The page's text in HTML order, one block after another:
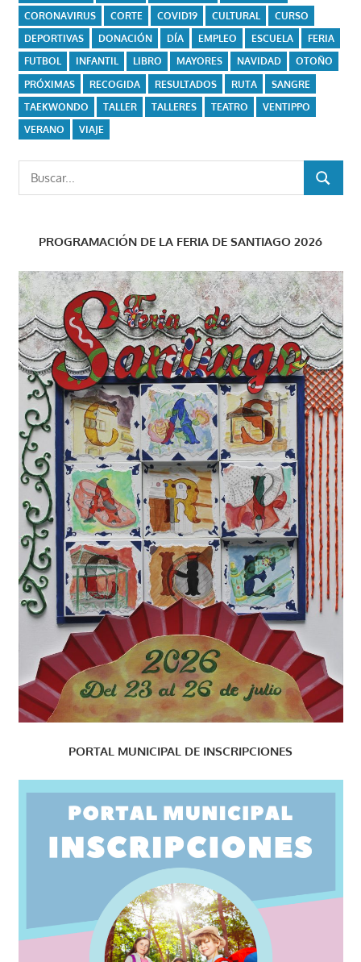
CORONAVIRUS
CORTE COVID19 CULTURAL
CURSO
DEPORTIVAS
DONACIÓN DÍA EMPLEO ESCUELA
FERIA
FUTBOL
INFANTIL LIBRO MAYORES NAVIDAD
OTOÑO
PRÓXIMAS
RECOGIDA RESULTADOS RUTA
SANGRE
TAEKWONDO
TALLER TALLERES TEATRO
VENTIPPO
VERANO
VIAJE
Buscar:
BUSCAR
PROGRAMACIÓN DE LA FERIA DE SANTIAGO 2026
PORTAL MUNICIPAL DE INSCRIPCIONES